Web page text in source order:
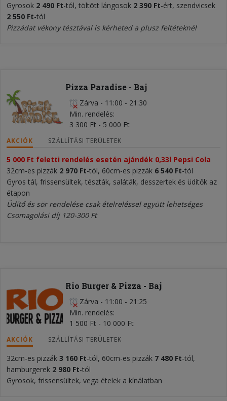
Gyrosok 2 490 Ft-tól, töltött lángosok 2 390 Ft-ért, szendvicsek
2 550 Ft-tól
Pizzádat vékony tésztával is kérheted a plusz feltéteknél
Pizza Paradise - Baj
Zárva - 11:00 - 21:30
Min. rendelés
3 300 Ft - 5 000 Ft
AKCIÓK SZÁLLÍTÁSI TERÜLETEK
5 000 Ft feletti rendelés esetén ajándék 0,33l Pepsi Cola
32cm-es pizzák 2 970 Ft-tól, 60cm-es pizzák 6 540 Ft-tól
Gyros tál, frissensültek, tészták, saláták, desszertek és üdítők az
étapon
Üdítő és sör rendelése csak ételreléssel együtt lehetséges
Csomagolási díj 120-300 Ft
Rio Burger & Pizza - Baj
Zárva - 11:00 - 21:25
Min. rendelés
1 500 Ft - 10 000 Ft
AKCIÓK SZÁLLÍTÁSI TERÜLETEK
32cm-es pizzák 3 160 Ft-tól, 60cm-es pizzák 7 480 Ft-tól,
hamburgerek 2 980 Ft-tól
Gyrosok, frissensültek, vega ételek a kínálatban